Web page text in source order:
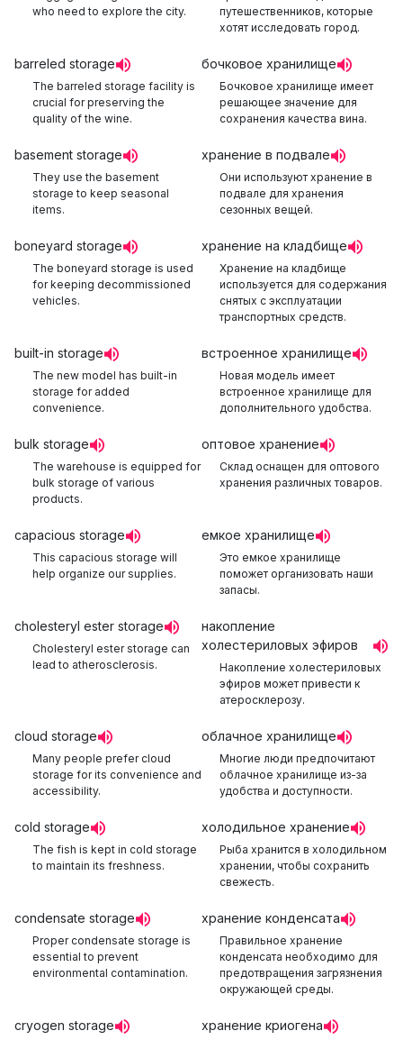
who need to explore the city.
путешественников, которые
хотят исследовать город.
barreled storage
The barreled storage facility is
crucial for preserving the
quality of the wine.
бочковое хранилище
Бочковое хранилище имеет
решающее значение для
сохранения качества вина.
basement storage
They use the basement
storage to keep seasonal
items.
хранение в подвале
Они используют хранение в
подвале для хранения
сезонных вещей.
boneyard storage
The boneyard storage is used
for keeping decommissioned
vehicles.
хранение на кладбище
Хранение на кладбище
используется для содержания
снятых с эксплуатации
транспортных средств.
built-in storage
The new model has built-in
storage for added
convenience.
встроенное хранилище
Новая модель имеет
встроенное хранилище для
дополнительного удобства.
bulk storage
The warehouse is equipped for
bulk storage of various
products.
оптовое хранение
Склад оснащен для оптового
хранения различных товаров.
capacious storage
This capacious storage will
help organize our supplies.
емкое хранилище
Это емкое хранилище
поможет организовать наши
запасы.
cholesteryl ester storage
Cholesteryl ester storage can
lead to atherosclerosis.
накопление
холестериловых эфиров
Накопление холестериловых
эфиров может привести к
атеросклерозу.
cloud storage
Many people prefer cloud
storage for its convenience and
accessibility.
облачное хранилище
Многие люди предпочитают
облачное хранилище из-за
удобства и доступности.
cold storage
The fish is kept in cold storage
to maintain its freshness.
холодильное хранение
Рыба хранится в холодильном
хранении, чтобы сохранить
свежесть.
condensate storage
Proper condensate storage is
essential to prevent
environmental contamination.
хранение конденсата
Правильное хранение
конденсата необходимо для
предотвращения загрязнения
окружающей среды.
cryogen storage хранение криогена